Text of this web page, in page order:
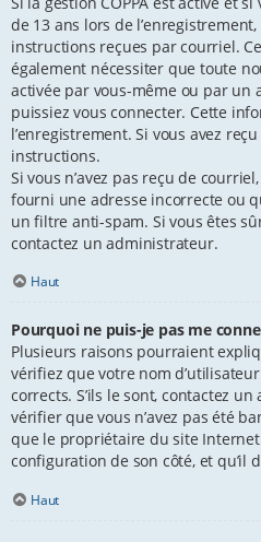
de 13 ans lors de
instructions reçues par courriel.
également nécessiter que toute
activée par vous-même ou par un
puissiez vous connecter. Cette
l’enregistrement. Si vous avez
instructions.
Si vous n’avez pas reçu de
fourni une adresse incorrecte ou
un filtre anti-spam. Si vous êtes
contactez un administrateur.
Haut
Pourquoi ne puis-je pas me
Plusieurs raisons pourraient
vérifiez que votre nom
corrects. S’ils le sont, contactez
vérifier que vous n’avez pas été
que le propriétaire du site
configuration de son côté, et qu’il
Haut